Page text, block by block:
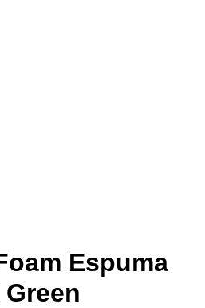
Espuma